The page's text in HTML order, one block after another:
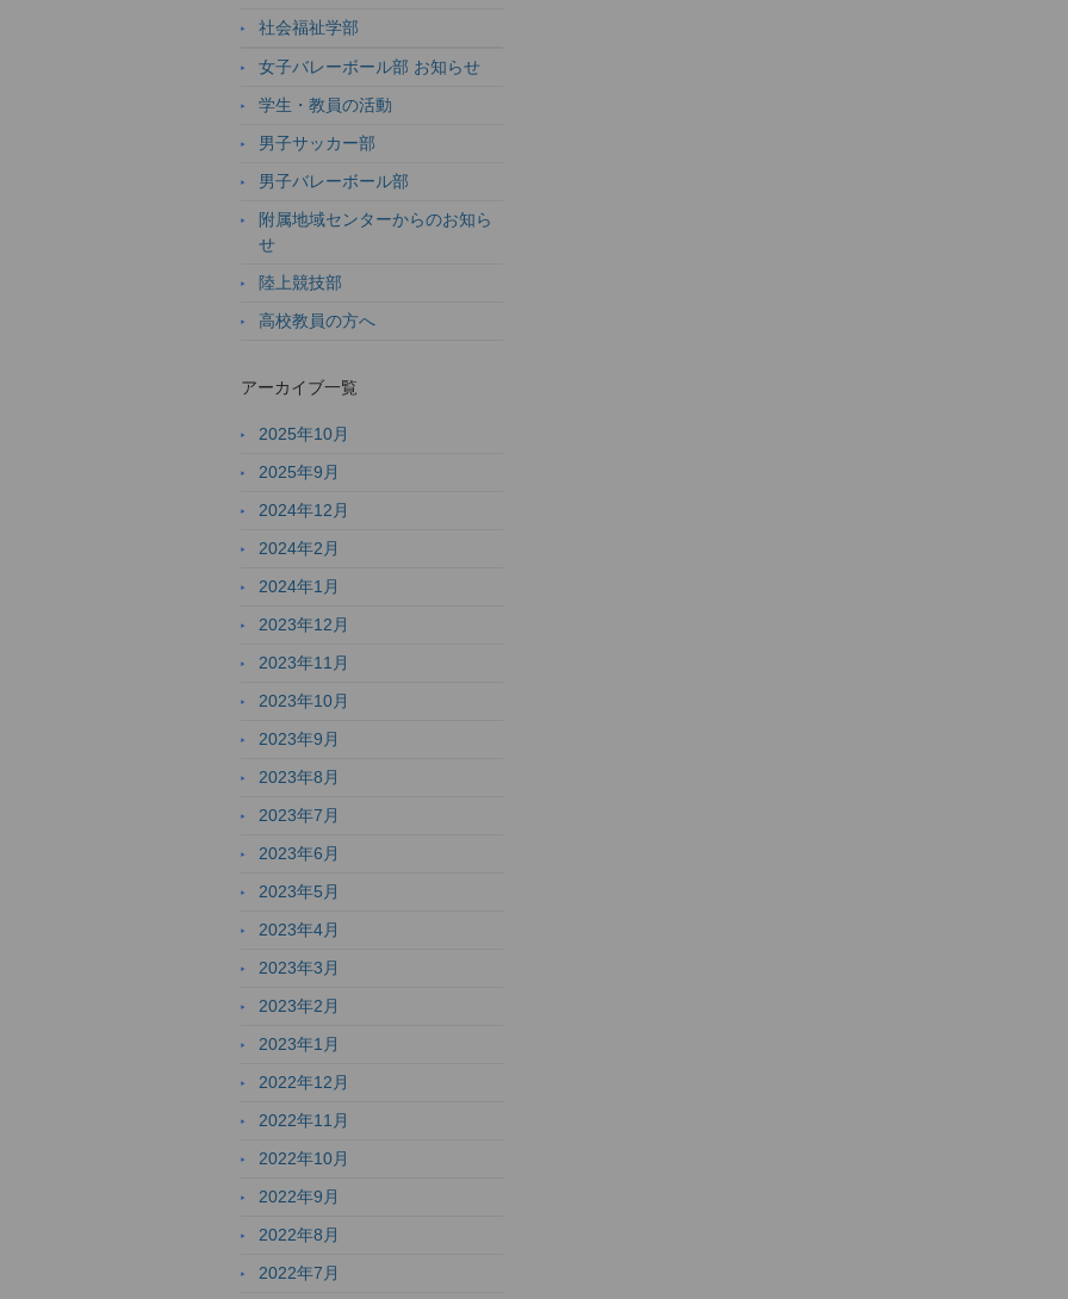
社会福祉学部
女子バレーボール部 お知らせ
学生・教員の活動
男子サッカー部
男子バレーボール部
附属地域センターからのお知ら
せ
陸上競技部
高校教員の方へ
アーカイブ一覧
2025年10月
2025年9月
2024年12月
2024年2月
2024年1月
2023年12月
2023年11月
2023年10月
2023年9月
2023年8月
2023年7月
2023年6月
2023年5月
2023年4月
2023年3月
2023年2月
2023年1月
2022年12月
2022年11月
2022年10月
2022年9月
2022年8月
2022年7月